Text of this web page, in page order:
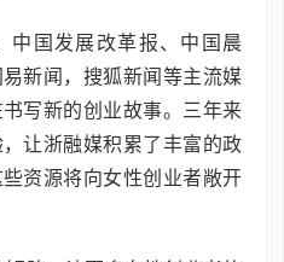
中国发展改革报、中国晨
新闻，搜狐新闻等主流媒
写新的创业故事。三年来
让浙融媒积累了丰富的政
资源将向女性创业者敞开